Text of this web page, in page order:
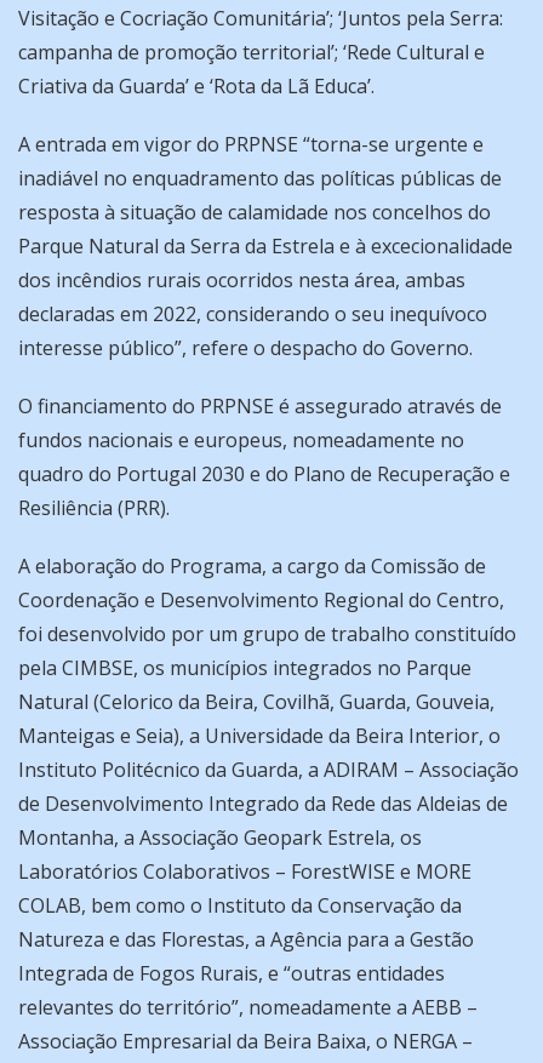
Visitação e Cocriação Comunitária’; ‘Juntos pela Serra:
campanha de promoção territorial’; ‘Rede Cultural e
Criativa da Guarda’ e ‘Rota da Lã Educa’.
A entrada em vigor do PRPNSE “torna-se urgente e
inadiável no enquadramento das políticas públicas de
resposta à situação de calamidade nos concelhos do
Parque Natural da Serra da Estrela e à excecionalidade
dos incêndios rurais ocorridos nesta área, ambas
declaradas em 2022, considerando o seu inequívoco
interesse público”, refere o despacho do Governo.
O financiamento do PRPNSE é assegurado através de
fundos nacionais e europeus, nomeadamente no
quadro do Portugal 2030 e do Plano de Recuperação e
Resiliência (PRR).
A elaboração do Programa, a cargo da Comissão de
Coordenação e Desenvolvimento Regional do Centro,
foi desenvolvido por um grupo de trabalho constituído
pela CIMBSE, os municípios integrados no Parque
Natural (Celorico da Beira, Covilhã, Guarda, Gouveia,
Manteigas e Seia), a Universidade da Beira Interior, o
Instituto Politécnico da Guarda, a ADIRAM – Associação
de Desenvolvimento Integrado da Rede das Aldeias de
Montanha, a Associação Geopark Estrela, os
Laboratórios Colaborativos – ForestWISE e MORE
COLAB, bem como o Instituto da Conservação da
Natureza e das Florestas, a Agência para a Gestão
Integrada de Fogos Rurais, e “outras entidades
relevantes do território”, nomeadamente a AEBB –
Associação Empresarial da Beira Baixa, o NERGA –